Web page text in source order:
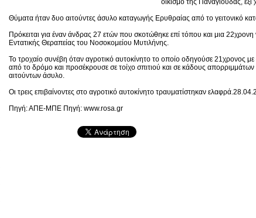
Θύματα ήταν δυο αιτούντες άσυλο καταγωγής Ερυθραίας από το γειτονικό
Πρόκειται για έναν άνδρας 27 ετών που σκοτώθηκε επί τόπου και μια
Εντατικής Θεραπείας του Νοσοκομείου Μυτιλήνης.
Το τροχαίο συνέβη όταν αγροτικό αυτοκίνητο το οποίο οδηγούσε 21χρονος
από το δρόμο και προσέκρουσε σε τοίχο σπιτιού και σε κάδους
αιτούντων άσυλο.
Οι τρεις επιβαίνοντες στο αγροτικό αυτοκίνητο τραυματίστηκαν
Πηγή: ΑΠΕ-ΜΠΕ Πηγή: www.rosa.gr